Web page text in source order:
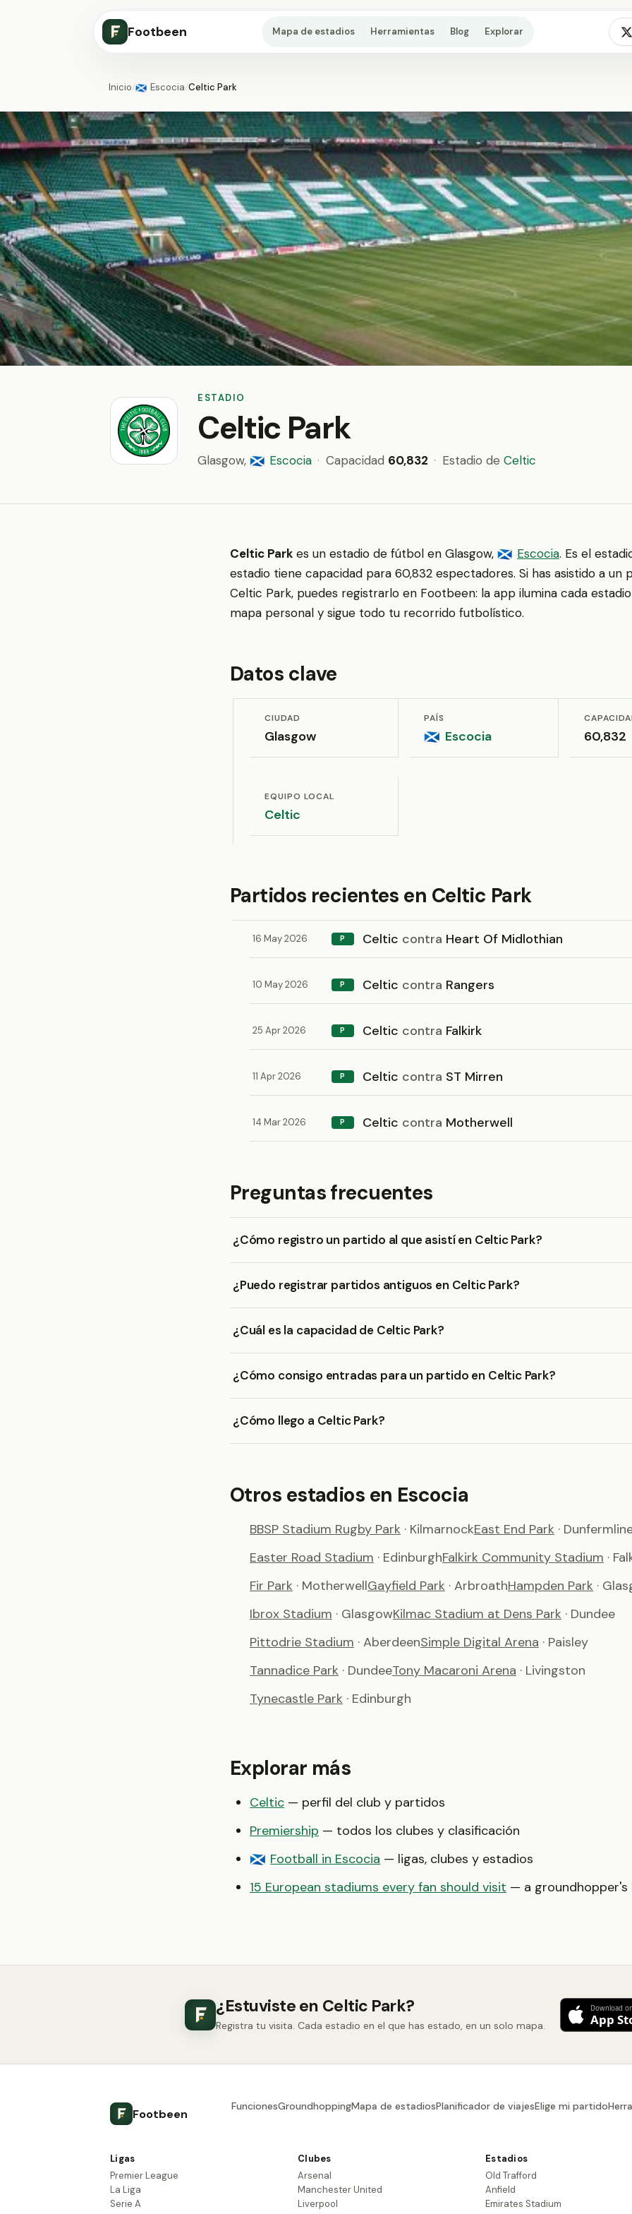
Footbeen Mapa de estadios Herramientas Blog Explorar
Inicio/🏴󠁧󠁢󠁳󠁣󠁴󠁿 Escocia/Celtic Park
ESTADIO
Celtic Park
Glasgow, 🏴󠁧󠁢󠁳󠁣󠁴󠁿 Escocia · Capacidad 60,832 · Estadio de Celtic
Celtic Park es un estadio de fútbol en Glasgow, 🏴󠁧󠁢󠁳󠁣󠁴󠁿 Escocia. Es el
estadio tiene capacidad para 60,832 espectadores. Si has asistido a un
Celtic Park, puedes registrarlo en Footbeen: la app ilumina cada
mapa personal y sigue todo tu recorrido futbolístico.
Datos clave
CIUDAD
Glasgow
PAÍS
🏴󠁧󠁢󠁳󠁣󠁴󠁿 Escocia 60,832
EQUIPO LOCAL
Celtic
Partidos recientes en Celtic Park
16 May 2026 P Celtic contra Heart Of Midlothian
10 May 2026 P Celtic contra Rangers
25 Apr 2026 P Celtic contra Falkirk
11 Apr 2026 P Celtic contra ST Mirren
14 Mar 2026 P Celtic contra Motherwell
Preguntas frecuentes
¿Cómo registro un partido al que asistí en Celtic Park?
¿Puedo registrar partidos antiguos en Celtic Park?
¿Cuál es la capacidad de Celtic Park?
¿Cómo consigo entradas para un partido en Celtic Park?
¿Cómo llego a Celtic Park?
Otros estadios en Escocia
BBSP Stadium Rugby Park · KilmarnockEast End Park ·
Easter Road Stadium · EdinburghFalkirk Community Stadium ·
Fir Park · MotherwellGayfield Park · ArbroathHampden Park ·
Ibrox Stadium · GlasgowKilmac Stadium at Dens Park · Dundee
Pittodrie Stadium · AberdeenSimple Digital Arena · Paisley
Tannadice Park · DundeeTony Macaroni Arena · Livingston
Tynecastle Park · Edinburgh
Explorar más
Celtic — perfil del club y partidos
Premiership — todos los clubes y clasificación
🏴󠁧󠁢󠁳󠁣󠁴󠁿 Football in Escocia — ligas, clubes y estadios
15 European stadiums every fan should visit — a groundhopper's
¿Estuviste en Celtic Park?
Registra tu visita. Cada estadio en el que has estado, en un solo mapa.
Footbeen
FuncionesGroundhoppingMapa de estadiosPlanificador de viajesElige mi partido
Ligas
Premier League
La Liga
Serie A
Clubes
Arsenal
Manchester United
Liverpool
Estadios
Old Trafford
Anfield
Emirates Stadium